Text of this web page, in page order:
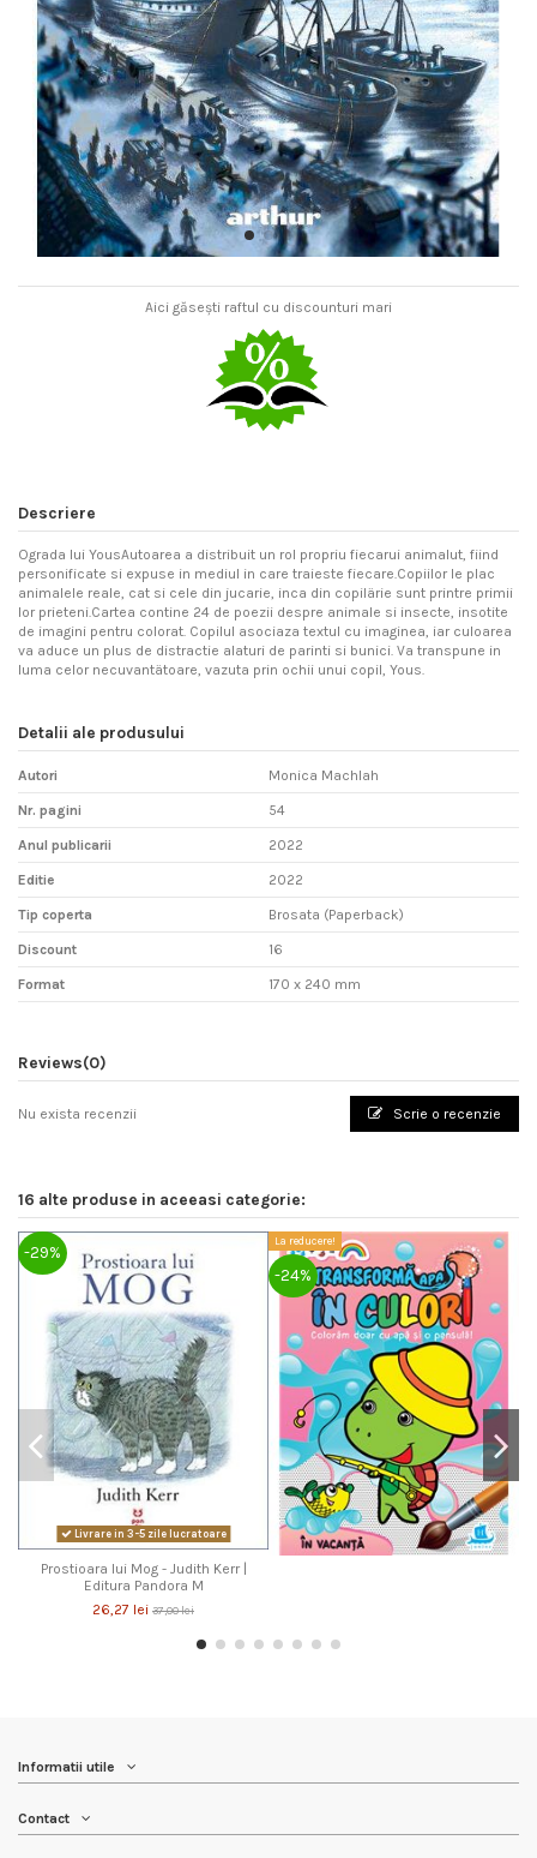
Aici găsești raftul cu discounturi mari
Descriere
Ograda lui YousAutoarea a distribuit un rol propriu fiecarui animalut, fiind
personificate si expuse in mediul in care traieste fiecare.Copiilor le plac
animalele reale, cat si cele din jucarie, inca din copilärie sunt printre primii
lor prieteni.Cartea contine 24 de poezii despre animale si insecte, insotite
de imagini pentru colorat. Copilul asociaza textul cu imaginea, iar culoarea
va aduce un plus de distractie alaturi de parinti si bunici. Va transpune in
luma celor necuvantätoare, vazuta prin ochii unui copil, Yous.
Detalii ale produsului
Autori Monica Machlah
Nr. pagini 54
Anul publicarii 2022
Editie 2022
Tip coperta Brosata (Paperback)
Discount 16
Format 170 x 240 mm
Reviews(0)
Nu exista recenzii Scrie o recenzie
16 alte produse in aceeasi categorie:
-29%
Livrare in 3-5 zile lucratoare
Prostioara lui Mog - Judith Kerr |
Editura Pandora M
26,27 lei 37,00 lei
La reducere!
-24%
Informatii utile
Contact